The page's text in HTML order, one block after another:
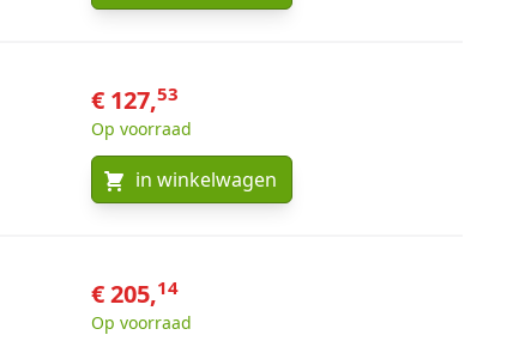
€ 127,53
Op voorraad
in winkelwagen
€ 205,14
Op voorraad